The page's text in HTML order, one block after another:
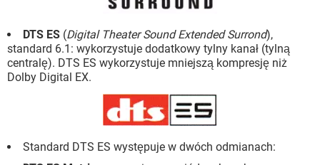
DTS ES (Digital Theater Sound Extended Surrond),
standard 6.1: wykorzystuje dodatkowy tylny kanał (tylną
centralę). DTS ES wykorzystuje mniejszą kompresję niż
Dolby Digital EX.
Standard DTS ES występuje w dwóch odmianach: